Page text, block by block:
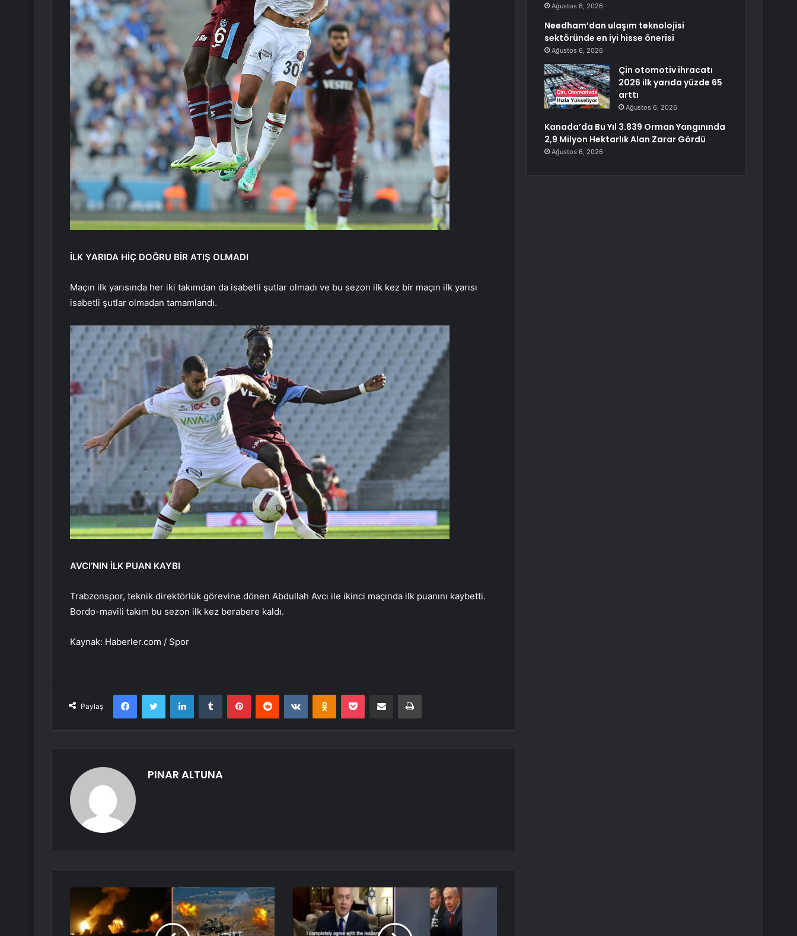
İLK YARIDA HİÇ DOĞRU BİR ATIŞ OLMADI
Maçın ilk yarısında her iki takımdan da isabetli şutlar olmadı ve bu sezon ilk kez bir maçın ilk yarısı
isabetli şutlar olmadan tamamlandı.
AVCI’NIN İLK PUAN KAYBI
Trabzonspor, teknik direktörlük görevine dönen Abdullah Avcı ile ikinci maçında ilk puanını kaybetti.
Bordo-mavili takım bu sezon ilk kez berabere kaldı.
Kaynak: Haberler.com / Spor
Paylaş
FacebookTwitter LinkedInTumblr PinterestReddit VKontakteOdnoklassniki
Pocket E-Posta ile paylaş Yazdır
PINAR ALTUNA
Ağustos 6, 2026
Needham’dan ulaşım teknolojisi
sektöründe en iyi hisse önerisi
Ağustos 6, 2026
Çin otomotiv ihracatı
2026 ilk yarıda yüzde 65
arttı
Ağustos 6, 2026
Kanada’da Bu Yıl 3.839 Orman Yangınında
2,9 Milyon Hektarlık Alan Zarar Gördü
Ağustos 6, 2026